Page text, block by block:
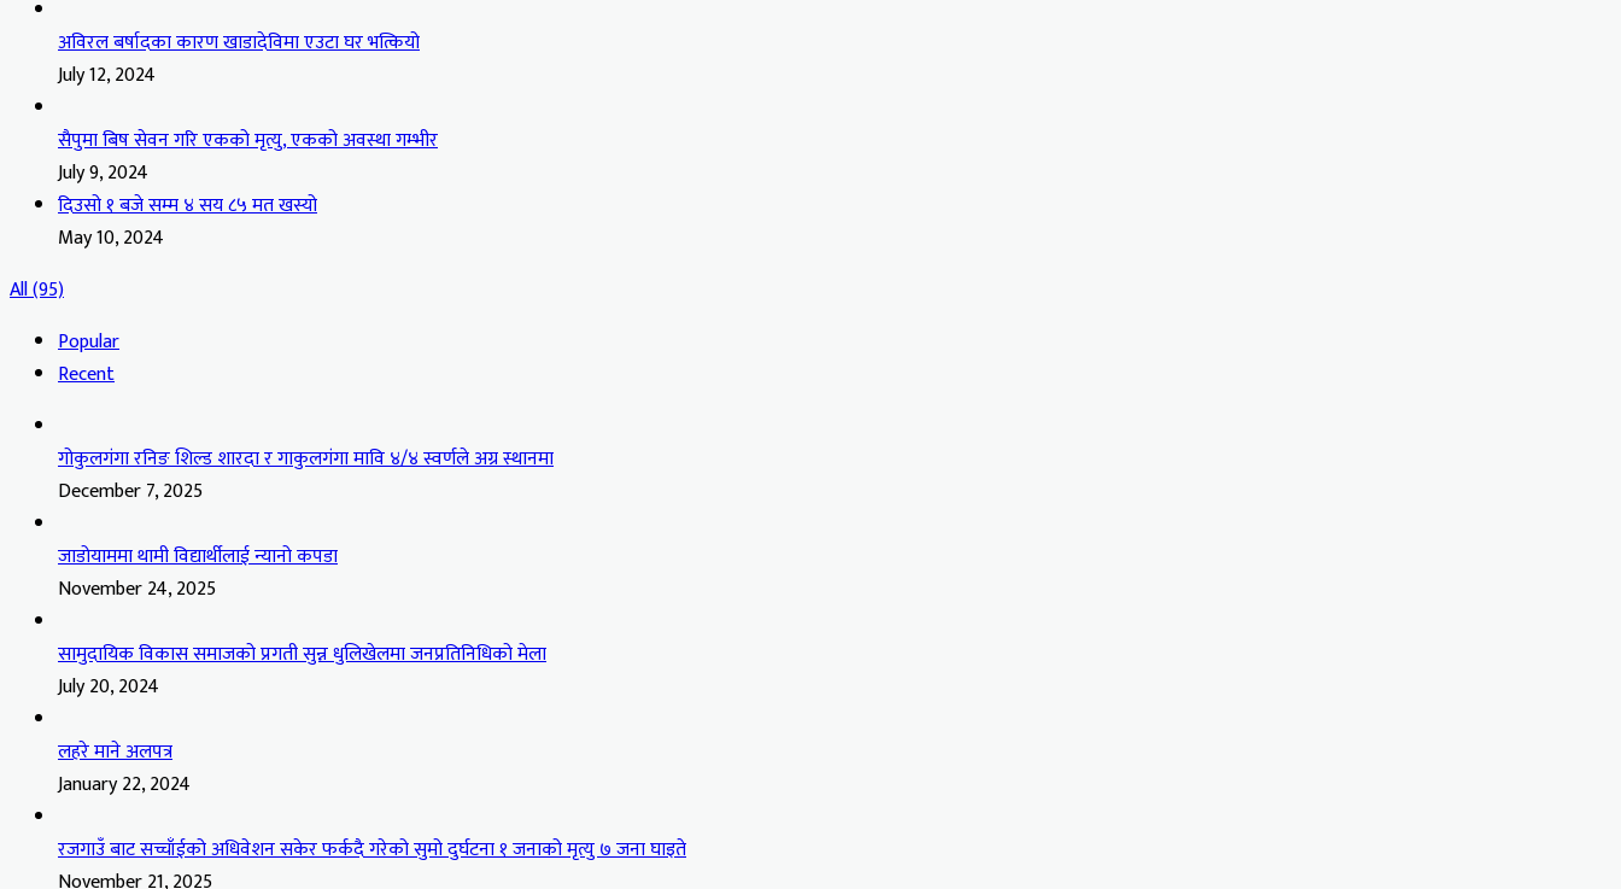
अविरल बर्षादका कारण खाडादेविमा एउटा घर भत्कियो
July 12, 2024
सैपुमा बिष सेवन गरि एकको मृत्यु, एकको अवस्था गम्भीर
July 9, 2024
दिउसो १ बजे सम्म ४ सय ८५ मत खस्यो
May 10, 2024
All (95)
Popular
Recent
गोकुलगंगा रनिङ शिल्ड शारदा र गाकुलगंगा मावि ४/४ स्वर्णले अग्र स्थानमा
December 7, 2025
जाडोयाममा थामी विद्यार्थीलाई न्यानो कपडा
November 24, 2025
सामुदायिक विकास समाजको प्रगती सुन्न धुलिखेलमा जनप्रतिनिधिको मेला
July 20, 2024
लहरे माने अलपत्र
January 22, 2024
रजगाउँ बाट सच्चाँईको अधिवेशन सकेर फर्कदै गरेको सुमो दुर्घटना १ जनाको मृत्यु ७ जना घाइते
November 21, 2025